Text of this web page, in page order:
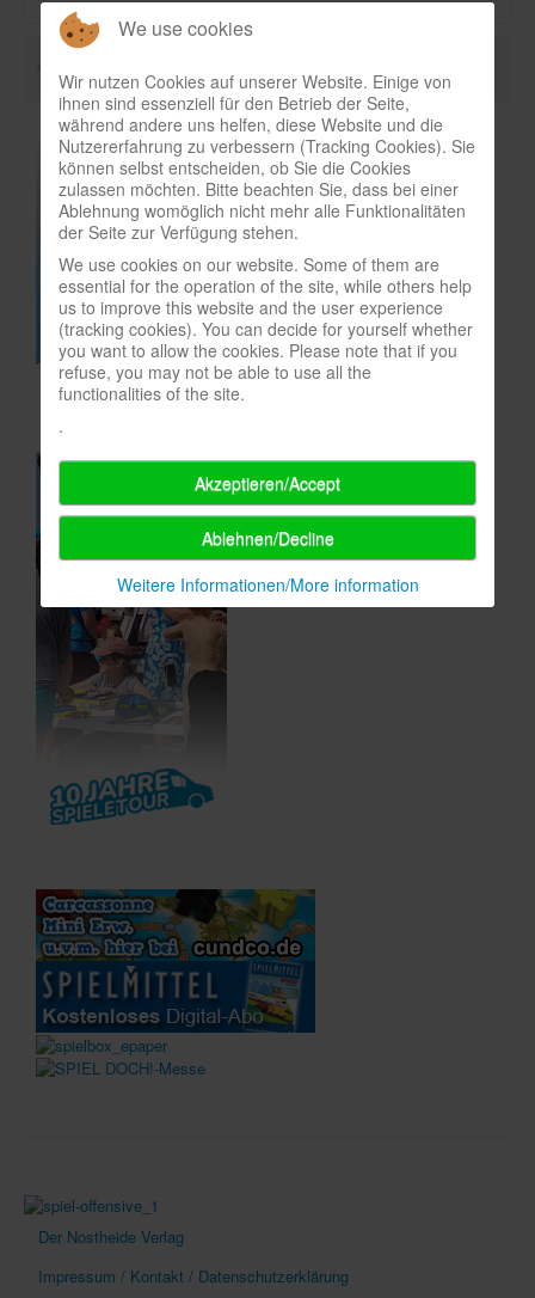
Köpfe-Heads
Preise-Awards
Branchen-/Wirtschaftsnews
Interviews
Crowdfunding
Veranstaltungen-Events
In eigener Sache-On our own behalf
Archivierte Meldungen-News archive
Der Nostheide Verlag
Impressum / Kontakt / Datenschutzerklärung
We use cookies
Wir nutzen Cookies auf unserer Website. Einige von
ihnen sind essenziell für den Betrieb der Seite,
während andere uns helfen, diese Website und die
Nutzererfahrung zu verbessern (Tracking Cookies). Sie
können selbst entscheiden, ob Sie die Cookies
zulassen möchten. Bitte beachten Sie, dass bei einer
Ablehnung womöglich nicht mehr alle Funktionalitäten
der Seite zur Verfügung stehen.
We use cookies on our website. Some of them are
essential for the operation of the site, while others help
us to improve this website and the user experience
(tracking cookies). You can decide for yourself whether
you want to allow the cookies. Please note that if you
refuse, you may not be able to use all the
functionalities of the site.
.
Akzeptieren/Accept
Ablehnen/Decline
Weitere Informationen/More information